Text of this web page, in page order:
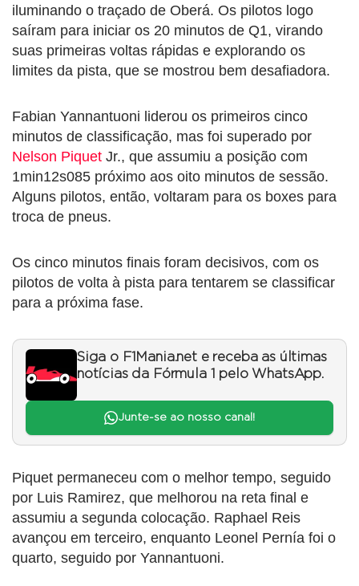
iluminando o traçado de Oberá. Os pilotos logo
saíram para iniciar os 20 minutos de Q1, virando
suas primeiras voltas rápidas e explorando os
limites da pista, que se mostrou bem desafiadora.
Fabian Yannantuoni liderou os primeiros cinco
minutos de classificação, mas foi superado por
Nelson Piquet Jr., que assumiu a posição com
1min12s085 próximo aos oito minutos de sessão.
Alguns pilotos, então, voltaram para os boxes para
troca de pneus.
Os cinco minutos finais foram decisivos, com os
pilotos de volta à pista para tentarem se classificar
para a próxima fase.
Siga o F1Mania.net e receba as últimas
notícias da Fórmula 1 pelo WhatsApp.
Junte-se ao nosso canal!
Piquet permaneceu com o melhor tempo, seguido
por Luis Ramirez, que melhorou na reta final e
assumiu a segunda colocação. Raphael Reis
avançou em terceiro, enquanto Leonel Pernía foi o
quarto, seguido por Yannantuoni.